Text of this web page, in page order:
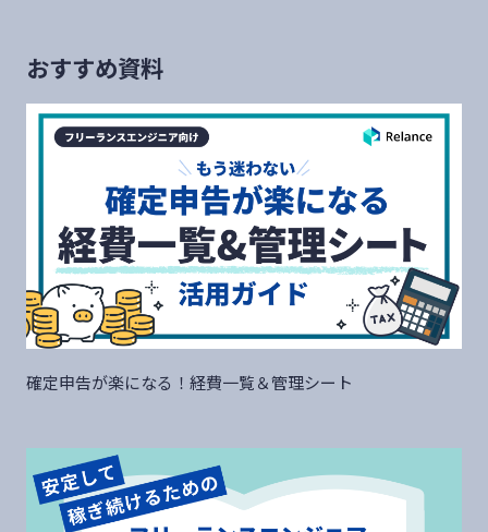
おすすめ資料
確定申告が楽になる！経費一覧＆管理シート